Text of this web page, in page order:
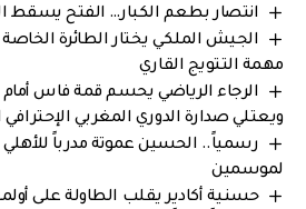
انتصار بطعم الكبار… الفتح يسقط
الجيش الملكي يختار الطائرة
مهمة التتويج القاري
الرجاء الرياضي يحسم قمة فاس
ويعتلي صدارة الدوري المغربي الإحترافي
رسمياً.. الحسين عموتة مدرباً
لموسمين
حسنية أكادير يقلب الطاولة على